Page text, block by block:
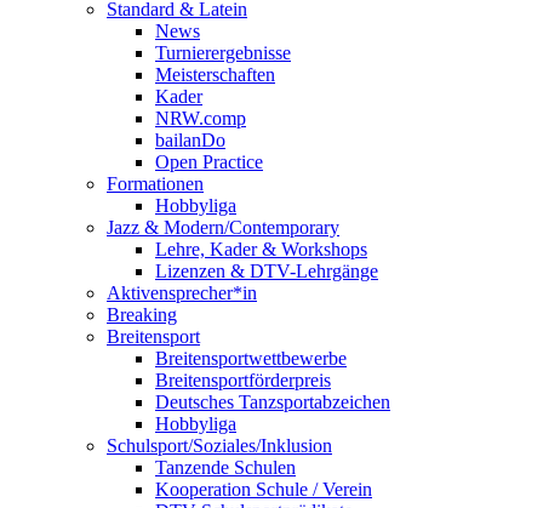
Standard & Latein
News
Turnierergebnisse
Meisterschaften
Kader
NRW.comp
bailanDo
Open Practice
Formationen
Hobbyliga
Jazz & Modern/Contemporary
Lehre, Kader & Workshops
Lizenzen & DTV-Lehrgänge
Aktivensprecher*in
Breaking
Breitensport
Breitensportwettbewerbe
Breitensportförderpreis
Deutsches Tanzsportabzeichen
Hobbyliga
Schulsport/Soziales/Inklusion
Tanzende Schulen
Kooperation Schule / Verein